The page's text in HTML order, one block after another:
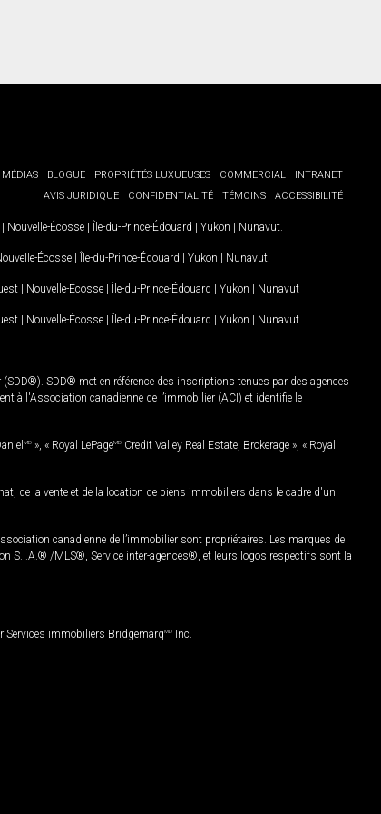
MÉDIAS BLOGUE PROPRIÉTÉS LUXUEUSES COMMERCIAL
INTRANET
AVIS JURIDIQUE
CONFIDENTIALITÉ TÉMOINS ACCESSIBILITÉ
| Nouvelle-Écosse | Île-du-Prince-Édouard | Yukon | Nunavut
Écosse | Île-du-Prince-Édouard | Yukon | Nunavut
| Nouvelle-Écosse | Île-du-Prince-Édouard | Yukon | Nunavut
| Nouvelle-Écosse | Île-du-Prince-Édouard | Yukon | Nunavut
SDD® met en référence des inscriptions tenues par des agences
à l'Association canadienne de l’immobilier (ACI) et identifie le
MD », « Royal LePageMD Credit Valley Real Estate, Brokerage », « Royal
de la vente et de la location de biens immobiliers dans le cadre d'un
canadienne de l’immobilier sont propriétaires. Les marques de
S.I.A.® /MLS®, Service inter-agences®, et leurs logos respectifs sont la
Services immobiliers BridgemarqMD Inc.